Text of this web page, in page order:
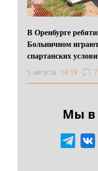
В Оренбурге
Больничном
спартанских
5 августа 16:19 7
Мы в